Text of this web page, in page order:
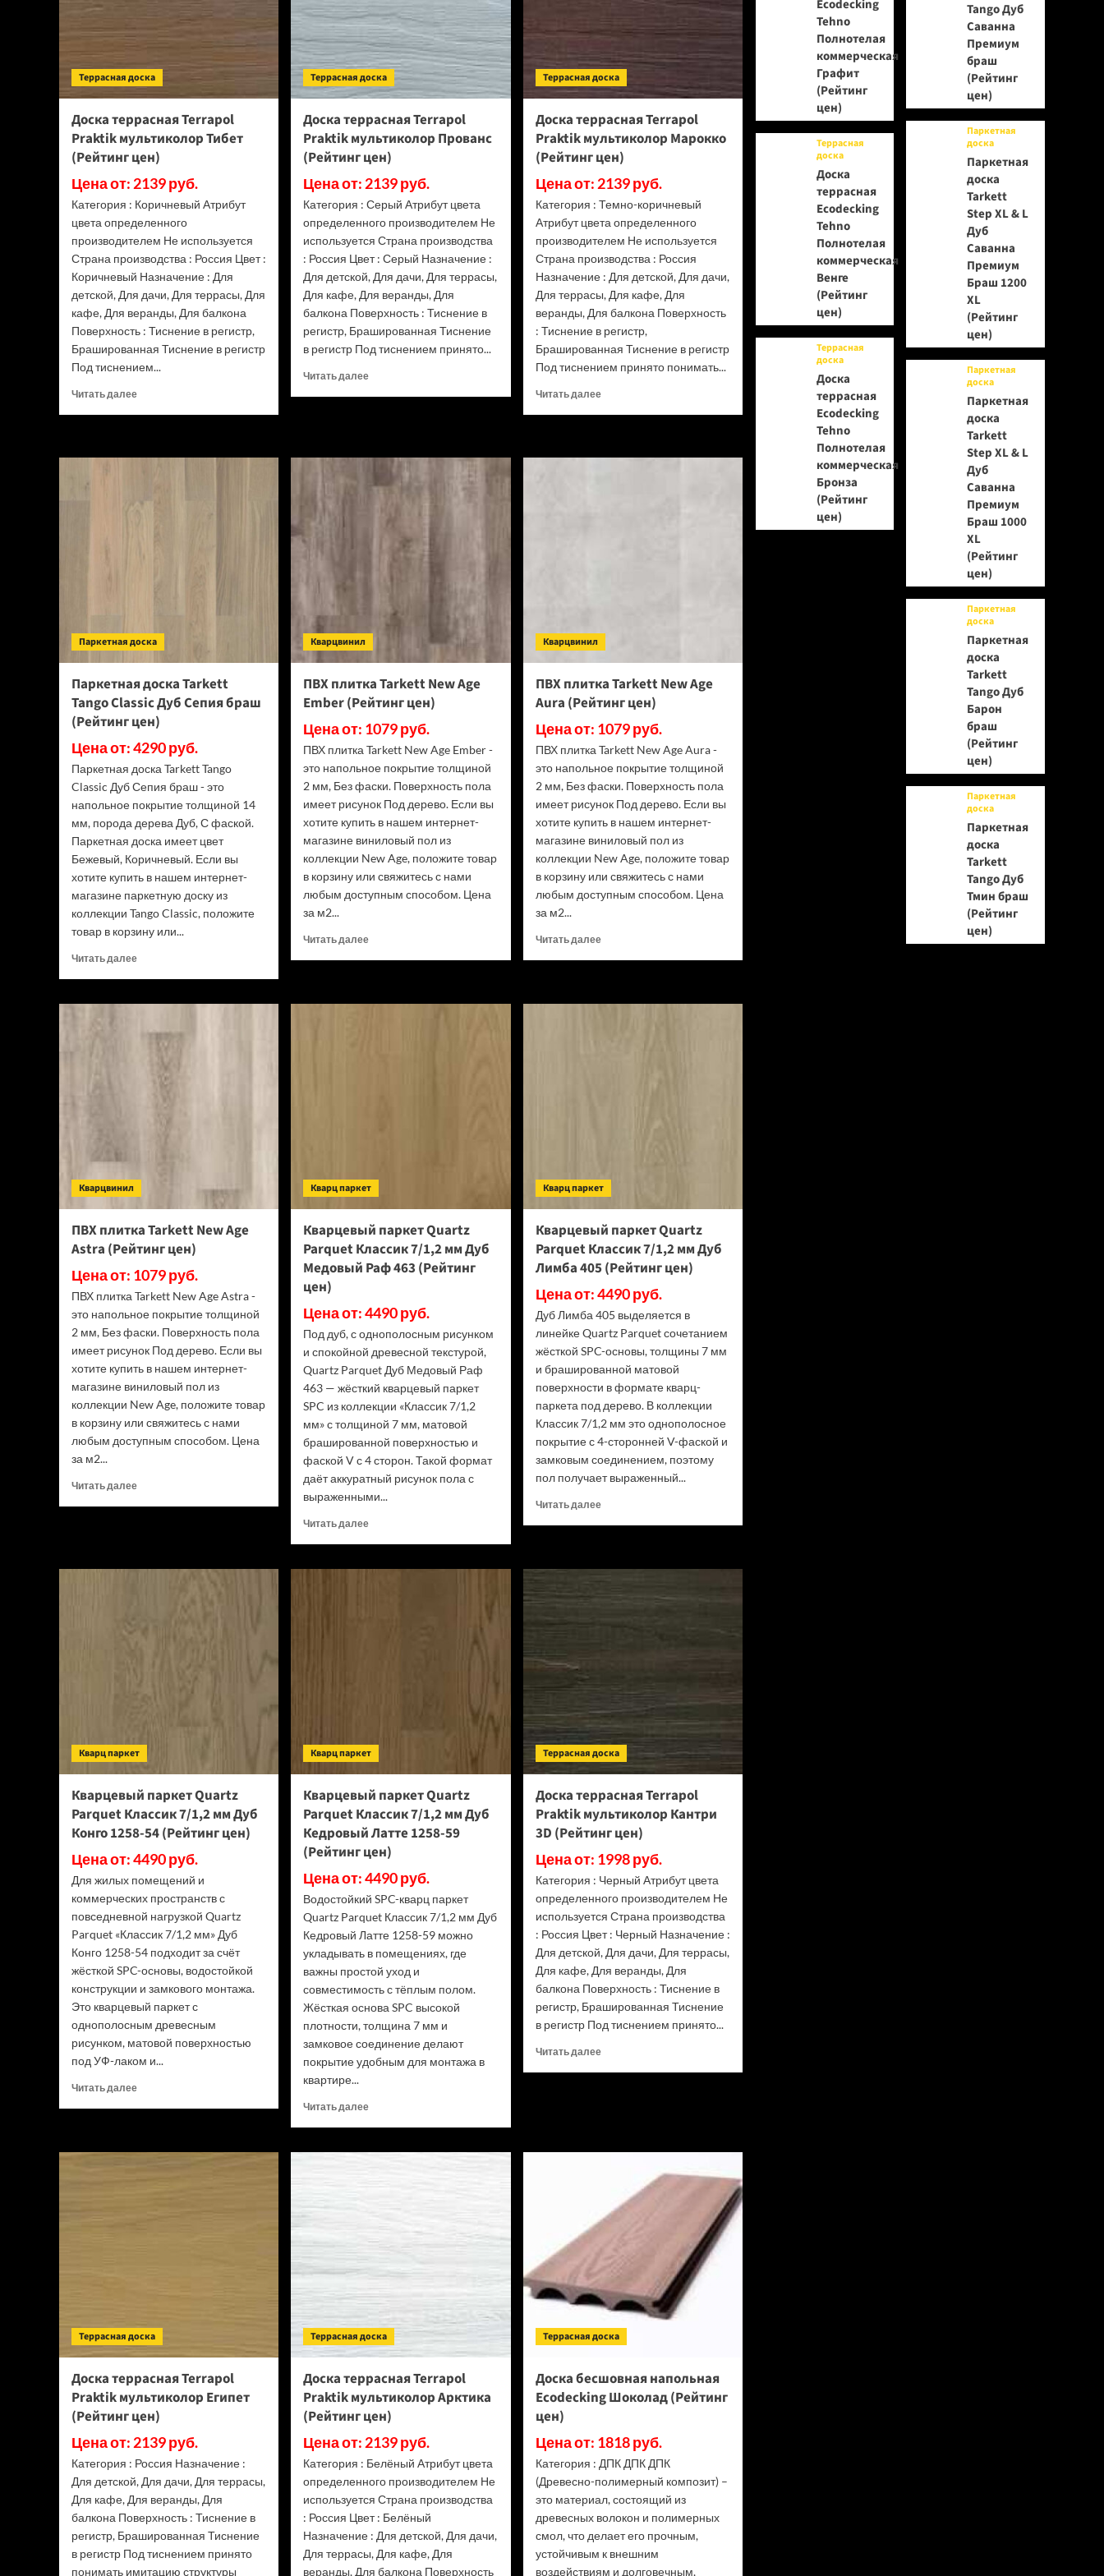
Террасная доска
Доска террасная Terrapol
Praktik мультиколор Тибет
(Рейтинг цен)
Цена от: 2139 руб.
Категория : Коричневый Атрибут
цвета определенного
производителем Не используется
Страна производства : Россия Цвет :
Коричневый Назначение : Для
детской, Для дачи, Для террасы, Для
кафе, Для веранды, Для балкона
Поверхность : Тиснение в регистр,
Брашированная Тиснение в регистр
Под тиснением...
Читать далееПрочитать
Terrapol
мультиколор
Террасная доска
Доска террасная Terrapol
Praktik мультиколор Прованс
(Рейтинг цен)
Цена от: 2139 руб.
Категория : Серый Атрибут цвета
определенного производителем Не
используется Страна производства
: Россия Цвет : Серый Назначение :
Для детской, Для дачи, Для террасы,
Для кафе, Для веранды, Для
балкона Поверхность : Тиснение в
регистр, Брашированная Тиснение
в регистр Под тиснением принято...
Читать далееПрочитать
Praktik
мультиколор
Террасная доска
Доска террасная Terrapol
Praktik мультиколор Марокко
(Рейтинг цен)
Цена от: 2139 руб.
Категория : Темно-коричневый
Атрибут цвета определенного
производителем Не используется
Страна производства : Россия
Назначение : Для детской, Для дачи,
Для террасы, Для кафе, Для
веранды, Для балкона Поверхность
: Тиснение в регистр,
Брашированная Тиснение в регистр
Под тиснением принято понимать...
Читать далееПрочитать
Паркетная доска
Паркетная доска Tarkett
Tango Classic Дуб Сепия браш
(Рейтинг цен)
Цена от: 4290 руб.
Паркетная доска Tarkett Tango
Classic Дуб Сепия браш - это
напольное покрытие толщиной 14
мм, порода дерева Дуб, С фаской.
Паркетная доска имеет цвет
Бежевый, Коричневый. Если вы
хотите купить в нашем интернет-
магазине паркетную доску из
коллекции Tango Classic, положите
товар в корзину или...
Читать далееПрочитать
Паркетная
Tarkett
Tango
Classic
Кварцвинил
ПВХ плитка Tarkett New Age
Ember (Рейтинг цен)
Цена от: 1079 руб.
ПВХ плитка Tarkett New Age Ember -
это напольное покрытие толщиной
2 мм, Без фаски. Поверхность пола
имеет рисунок Под дерево. Если вы
хотите купить в нашем интернет-
магазине виниловый пол из
коллекции New Age, положите товар
в корзину или свяжитесь с нами
любым доступным способом. Цена
за м2...
Читать далееПрочитать
Кварцвинил
ПВХ плитка Tarkett New Age
Aura (Рейтинг цен)
Цена от: 1079 руб.
ПВХ плитка Tarkett New Age Aura -
это напольное покрытие толщиной
2 мм, Без фаски. Поверхность пола
имеет рисунок Под дерево. Если вы
хотите купить в нашем интернет-
магазине виниловый пол из
коллекции New Age, положите товар
в корзину или свяжитесь с нами
любым доступным способом. Цена
за м2...
Читать далееПрочитать
Кварцвинил
ПВХ плитка Tarkett New Age
Astra (Рейтинг цен)
Цена от: 1079 руб.
ПВХ плитка Tarkett New Age Astra -
это напольное покрытие толщиной
2 мм, Без фаски. Поверхность пола
имеет рисунок Под дерево. Если вы
хотите купить в нашем интернет-
магазине виниловый пол из
коллекции New Age, положите товар
в корзину или свяжитесь с нами
любым доступным способом. Цена
за м2...
Читать далееПрочитать
цен)
Кварц паркет
Кварцевый паркет Quartz
Parquet Классик 7/1,2 мм Дуб
Медовый Раф 463 (Рейтинг
цен)
Цена от: 4490 руб.
Под дуб, с однополосным рисунком
и спокойной древесной текстурой,
Quartz Parquet Дуб Медовый Раф
463 — жёсткий кварцевый паркет
SPC из коллекции «Классик 7/1,2
мм» с толщиной 7 мм, матовой
брашированной поверхностью и
фаской V с 4 сторон. Такой формат
даёт аккуратный рисунок пола с
выраженными...
Читать далееПрочитать
Кварцевый
цен)
Кварц паркет
Кварцевый паркет Quartz
Parquet Классик 7/1,2 мм Дуб
Лимба 405 (Рейтинг цен)
Цена от: 4490 руб.
Дуб Лимба 405 выделяется в
линейке Quartz Parquet сочетанием
жёсткой SPC-основы, толщины 7 мм
и брашированной матовой
поверхности в формате кварц-
паркета под дерево. В коллекции
Классик 7/1,2 мм это однополосное
покрытие с 4-сторонней V-фаской и
замковым соединением, поэтому
пол получает выраженный...
Читать далееПрочитать
Quartz
Parquet
405
(Рейтинг
цен)
Кварц паркет
Кварцевый паркет Quartz
Parquet Классик 7/1,2 мм Дуб
Конго 1258-54 (Рейтинг цен)
Цена от: 4490 руб.
Для жилых помещений и
коммерческих пространств с
повседневной нагрузкой Quartz
Parquet «Классик 7/1,2 мм» Дуб
Конго 1258-54 подходит за счёт
жёсткой SPC-основы, водостойкой
конструкции и замкового монтажа.
Это кварцевый паркет с
однополосным древесным
рисунком, матовой поверхностью
под УФ-лаком и...
Читать далееПрочитать
Кварц паркет
Кварцевый паркет Quartz
Parquet Классик 7/1,2 мм Дуб
Кедровый Латте 1258-59
(Рейтинг цен)
Цена от: 4490 руб.
Водостойкий SPC-кварц паркет
Quartz Parquet Классик 7/1,2 мм Дуб
Кедровый Латте 1258-59 можно
укладывать в помещениях, где
важны простой уход и
совместимость с тёплым полом.
Жёсткая основа SPC высокой
плотности, толщина 7 мм и
замковое соединение делают
покрытие удобным для монтажа в
квартире...
Читать далееПрочитать
Кварцевый
Quartz
Классик
мм
Кедровый
Латте
1258-
(Рейтинг
Террасная доска
Доска террасная Terrapol
Praktik мультиколор Кантри
3D (Рейтинг цен)
Цена от: 1998 руб.
Категория : Черный Атрибут цвета
определенного производителем Не
используется Страна производства
: Россия Цвет : Черный Назначение :
Для детской, Для дачи, Для террасы,
Для кафе, Для веранды, Для
балкона Поверхность : Тиснение в
регистр, Брашированная Тиснение
в регистр Под тиснением принято...
Читать далееПрочитать
(Рейтинг
цен)
Террасная доска
Доска террасная Terrapol
Praktik мультиколор Египет
(Рейтинг цен)
Цена от: 2139 руб.
Категория : Россия Назначение :
Для детской, Для дачи, Для террасы,
Для кафе, Для веранды, Для
балкона Поверхность : Тиснение в
регистр, Брашированная Тиснение
в регистр Под тиснением принято
понимать имитацию структуры
Террасная доска
Доска террасная Terrapol
Praktik мультиколор Арктика
(Рейтинг цен)
Цена от: 2139 руб.
Категория : Белёный Атрибут цвета
определенного производителем Не
используется Страна производства
: Россия Цвет : Белёный
Назначение : Для детской, Для дачи,
Для террасы, Для кафе, Для
веранды, Для балкона Поверхность
Террасная доска
Доска бесшовная напольная
Ecodecking Шоколад (Рейтинг
цен)
Цена от: 1818 руб.
Категория : ДПК ДПК ДПК
(Древесно-полимерный композит) –
это материал, состоящий из
древесных волокон и полимерных
смол, что делает его прочным,
устойчивым к внешним
воздействиям и долговечным,
Ecodecking
Tehno
Полнотелая
коммерческая
Графит
(Рейтинг
цен)
Террасная
доска
Доска
террасная
Ecodecking
Tehno
Полнотелая
коммерческая
Венге
(Рейтинг
цен)
Террасная
доска
Доска
террасная
Ecodecking
Tehno
Полнотелая
коммерческая
Бронза
(Рейтинг
цен)
Tango Дуб
Саванна
Премиум
браш
(Рейтинг
цен)
Паркетная
доска
Паркетная
доска
Tarkett
Step XL & L
Дуб
Саванна
Премиум
Браш 1200
XL
(Рейтинг
цен)
Паркетная
доска
Паркетная
доска
Tarkett
Step XL & L
Дуб
Саванна
Премиум
Браш 1000
XL
(Рейтинг
цен)
Паркетная
доска
Паркетная
доска
Tarkett
Tango Дуб
Барон
браш
(Рейтинг
цен)
Паркетная
доска
Паркетная
доска
Tarkett
Tango Дуб
Тмин браш
(Рейтинг
цен)